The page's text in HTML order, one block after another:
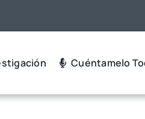
Cuéntamelo